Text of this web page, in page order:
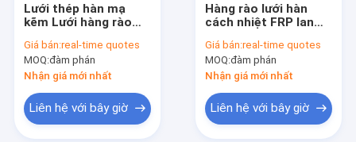
Lưới thép hàn mạ
kẽm Lưới hàng rào
Giá bán:real-time quotes
MOQ:đàm phán
Nhận giá mới nhất
Liên hệ với bây giờ
Hàng rào lưới hàn
cách nhiệt FRP lan
hộp điện
Giá bán:real-time quotes
MOQ:đàm phán
Nhận giá mới nhất
Liên hệ với bây giờ